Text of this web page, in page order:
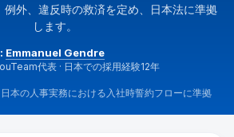
例外、違反時の救済を定め、日本法に準拠
します。
Emmanuel Gendre
代表 · 日本での採用経験12年
日本の人事実務における入社時誓約フローに準拠